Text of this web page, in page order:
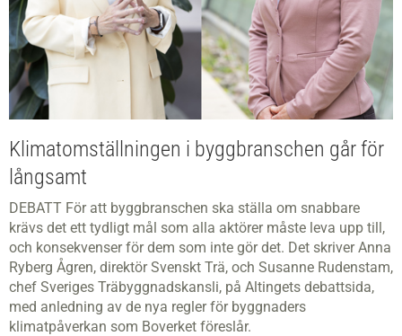
Klimatomställningen i byggbranschen går för
långsamt
DEBATT För att byggbranschen ska ställa om snabbare
krävs det ett tydligt mål som alla aktörer måste leva upp till,
och konsekvenser för dem som inte gör det. Det skriver Anna
Ryberg Ågren, direktör Svenskt Trä, och Susanne Rudenstam,
chef Sveriges Träbyggnadskansli, på Altingets debattsida,
med anledning av de nya regler för byggnaders
klimatpåverkan som Boverket föreslår.